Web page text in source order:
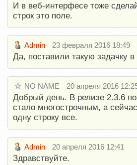
И в веб-интерфесе тоже
строк это поле.
Admin 23 февраля 2016 18:49
Да, поставили такую задачку в
NO NAME 20 апреля 2016
Добрый день. В релизе 2.3.6
стало многострочным, а
одну строку все.
Admin 20 апреля 2016 12:41
Здравствуйте.